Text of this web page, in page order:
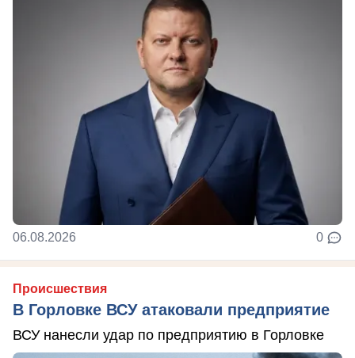
06.08.2026 0
Происшествия
В Горловке ВСУ атаковали предприятие
ВСУ нанесли удар по предприятию в Горловке